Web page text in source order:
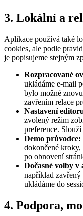
3. Lokální a
Aplikace používá také
cookies, ale podle
je popisujeme stejným
Rozpracované
ukládáme e-mail
bylo možné
zavřením relace
Nastavení
zvolený režim
preference.
Demo průvodce:
dokončené
po obnovení
Dočasné volby v
například zavřený
ukládáme do
4. Podpora,